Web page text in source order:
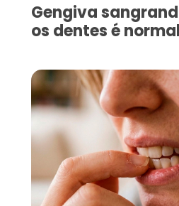
Gengiva
os dentes é